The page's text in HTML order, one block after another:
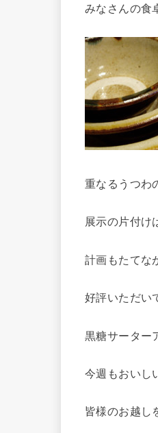
みなさんの食
重なるうつわ
展示の片付け
計画もたてな
好評いただい
黒糖サーター
今週もおいし
皆様のお越し